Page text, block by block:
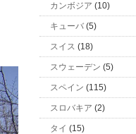
カンボジア (10)
キューバ (5)
スイス (18)
スウェーデン (5)
スペイン (115)
スロバキア (2)
タイ (15)